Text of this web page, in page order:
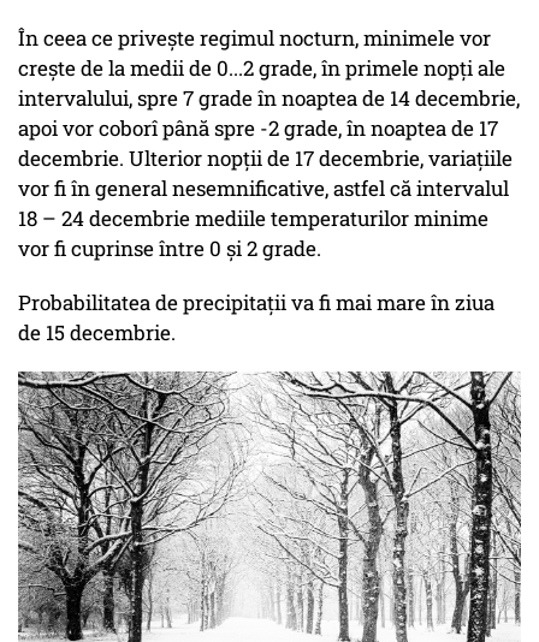
În ceea ce privește regimul nocturn, minimele vor
crește de la medii de 0...2 grade, în primele nopți ale
intervalului, spre 7 grade în noaptea de 14 decembrie,
apoi vor coborî până spre -2 grade, în noaptea de 17
decembrie. Ulterior nopții de 17 decembrie, variațiile
vor fi în general nesemnificative, astfel că intervalul
18 – 24 decembrie mediile temperaturilor minime
vor fi cuprinse între 0 și 2 grade.
Probabilitatea de precipitații va fi mai mare în ziua
de 15 decembrie.